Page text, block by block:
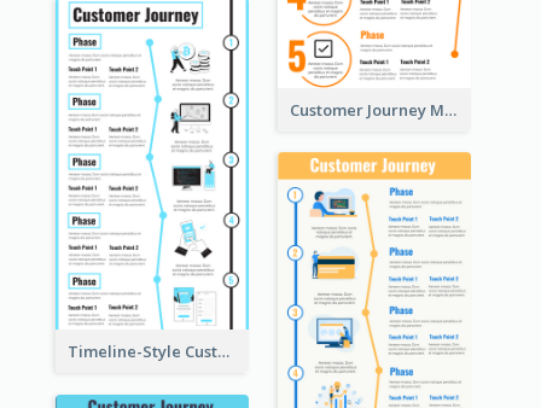
Customer Journey Mapping Step-by-Step
Timeline-Style Customer Journey Map Template